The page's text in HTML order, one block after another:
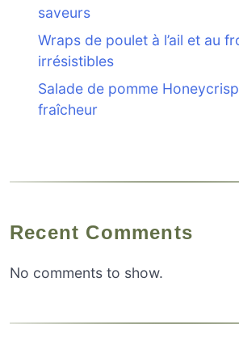
saveurs
Wraps de poulet à l’ail et au
irrésistibles
Salade de pomme
fraîcheur
Recent Comments
No comments to show.